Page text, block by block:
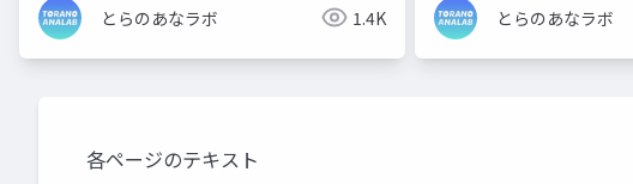
とらのあなラボ 1.4K とらのあなラボ
各ページのテキスト